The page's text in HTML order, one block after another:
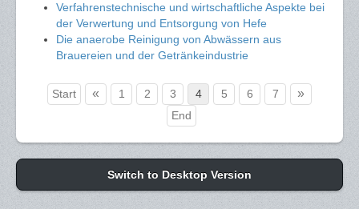
Verfahrenstechnische und wirtschaftliche Aspekte bei
der Verwertung und Entsorgung von Hefe
Die anaerobe Reinigung von Abwässern aus
Brauereien und der Getränkeindustrie
Start « 1 2 3 4 5 6 7 »
End
Switch to Desktop Version